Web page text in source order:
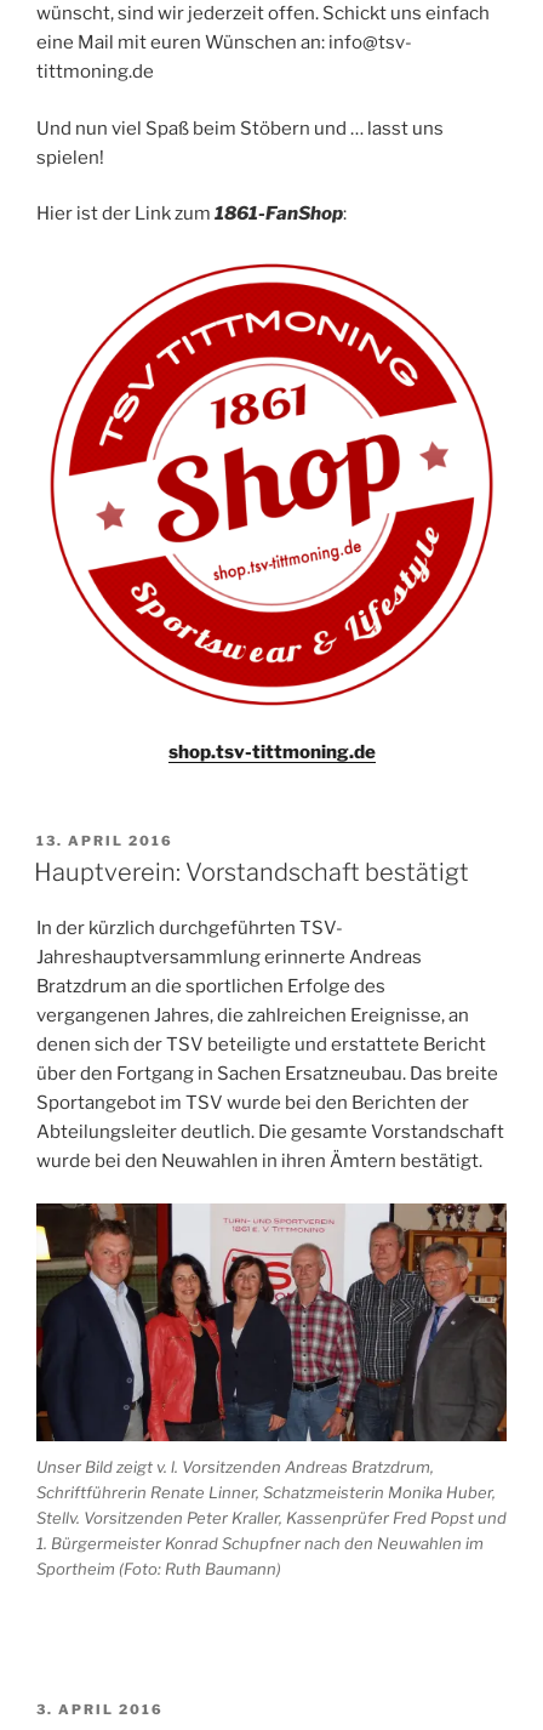
wünscht, sind wir jederzeit offen. Schickt uns einfach
eine Mail mit euren Wünschen an: info@tsv-
tittmoning.de
Und nun viel Spaß beim Stöbern und … lasst uns
spielen!
Hier ist der Link zum 1861-FanShop:
shop.tsv-tittmoning.de
VERÖFFENTLICHT
AM
13. APRIL 2016
Hauptverein: Vorstandschaft bestätigt
In der kürzlich durchgeführten TSV-
Jahreshauptversammlung erinnerte Andreas
Bratzdrum an die sportlichen Erfolge des
vergangenen Jahres, die zahlreichen Ereignisse, an
denen sich der TSV beteiligte und erstattete Bericht
über den Fortgang in Sachen Ersatzneubau. Das breite
Sportangebot im TSV wurde bei den Berichten der
Abteilungsleiter deutlich. Die gesamte Vorstandschaft
wurde bei den Neuwahlen in ihren Ämtern bestätigt.
Unser Bild zeigt v. l. Vorsitzenden Andreas Bratzdrum,
Schriftführerin Renate Linner, Schatzmeisterin Monika Huber,
Stellv. Vorsitzenden Peter Kraller, Kassenprüfer Fred Popst und
1. Bürgermeister Konrad Schupfner nach den Neuwahlen im
Sportheim (Foto: Ruth Baumann)
VERÖFFENTLICHT
3. APRIL 2016